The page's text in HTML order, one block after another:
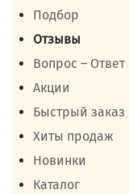
Подбор
Отзывы
Вопрос – Ответ
Акции
Быстрый заказ
Хиты продаж
Новинки
Каталог